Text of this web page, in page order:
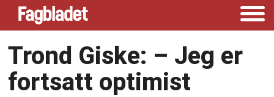
Trond Giske: –⁠ Jeg er
fortsatt optimist